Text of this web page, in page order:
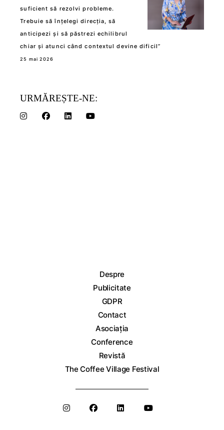
suficient să rezolvi probleme.
Trebuie să înțelegi direcția, să
anticipezi și să păstrezi echilibrul
chiar și atunci când contextul devine dificil”
25 mai 2026
URMĂREȘTE-NE:
Despre
Publicitate
GDPR
Contact
Asociația
Conference
Revistă
The Coffee Village Festival